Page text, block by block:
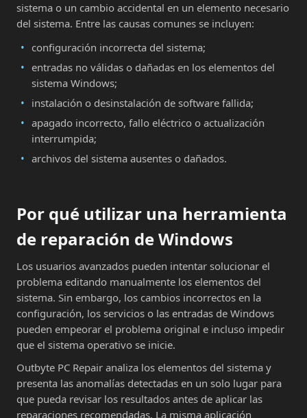
sistema o un cambio accidental en un elemento necesario
del sistema. Entre las causas comunes se incluyen:
configuración incorrecta del sistema;
entradas no válidas o dañadas en los elementos del
sistema Windows;
instalación o desinstalación de software fallida;
apagado incorrecto, fallo eléctrico o actualización
interrumpida;
archivos del sistema ausentes o dañados.
Por qué utilizar una herramienta
de reparación de Windows
Los usuarios avanzados pueden intentar solucionar el
problema editando manualmente los elementos del
sistema. Sin embargo, los cambios incorrectos en la
configuración, los servicios o las entradas de Windows
pueden empeorar el problema original e incluso impedir
que el sistema operativo se inicie.
Outbyte PC Repair analiza los elementos del sistema y
presenta las anomalías detectadas en un solo lugar para
que pueda revisar los resultados antes de aplicar las
reparaciones recomendadas. La misma aplicación